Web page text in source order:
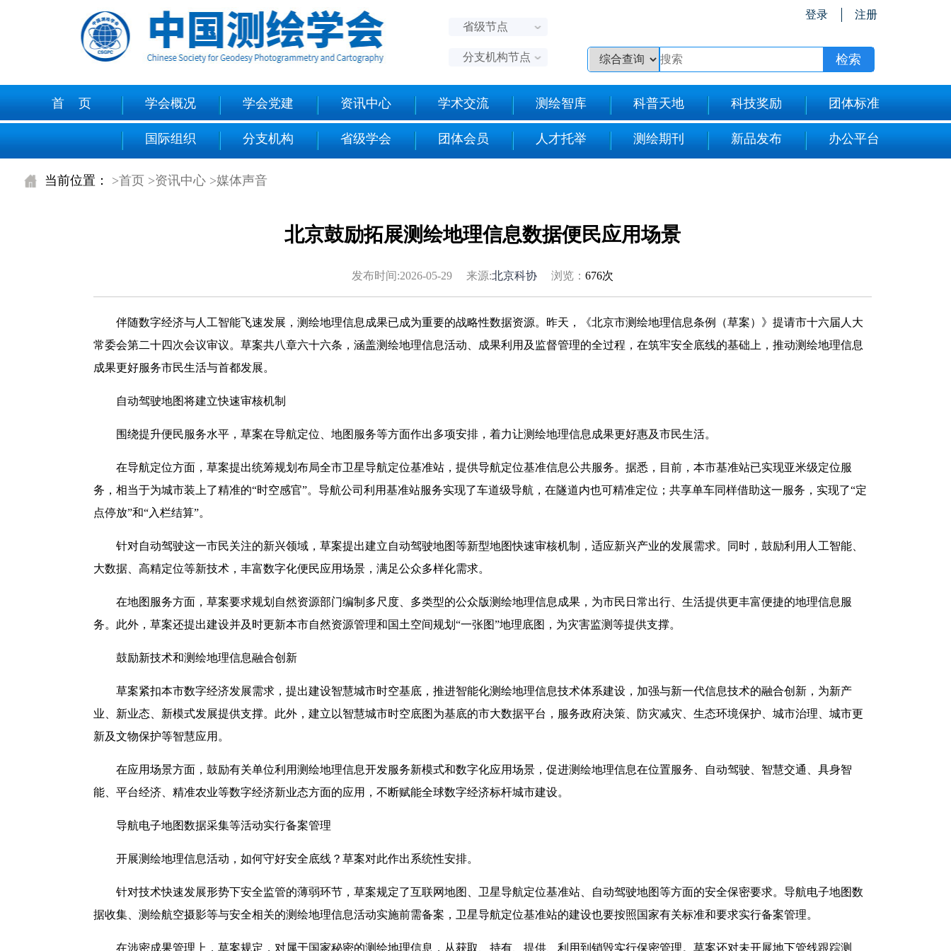
省级节点
分支机构节点
登录 注册
首 页 学会概况 学会党建 资讯中心 学术交流 测绘智库 科普天地 科技奖励 团体标准
国际组织 分支机构 省级学会 团体会员 人才托举 测绘期刊 新品发布 办公平台
当前位置： >首页 >资讯中心 >媒体声音
北京鼓励拓展测绘地理信息数据便民应用场景
发布时间:2026-05-29 来源:北京科协 浏览： 676次
伴随数字经济与人工智能飞速发展，测绘地理信息成果已成为重要的战略性数据资源。昨天，《北京市测绘地理信息条例（草案）》提请市十六届人大
常委会第二十四次会议审议。草案共八章六十六条，涵盖测绘地理信息活动、成果利用及监督管理的全过程，在筑牢安全底线的基础上，推动测绘地理信息
成果更好服务市民生活与首都发展。
自动驾驶地图将建立快速审核机制
围绕提升便民服务水平，草案在导航定位、地图服务等方面作出多项安排，着力让测绘地理信息成果更好惠及市民生活。
在导航定位方面，草案提出统筹规划布局全市卫星导航定位基准站，提供导航定位基准信息公共服务。据悉，目前，本市基准站已实现亚米级定位服
务，相当于为城市装上了精准的“时空感官”。导航公司利用基准站服务实现了车道级导航，在隧道内也可精准定位；共享单车同样借助这一服务，实现了“定
点停放”和“入栏结算”。
针对自动驾驶这一市民关注的新兴领域，草案提出建立自动驾驶地图等新型地图快速审核机制，适应新兴产业的发展需求。同时，鼓励利用人工智能、
大数据、高精定位等新技术，丰富数字化便民应用场景，满足公众多样化需求。
在地图服务方面，草案要求规划自然资源部门编制多尺度、多类型的公众版测绘地理信息成果，为市民日常出行、生活提供更丰富便捷的地理信息服
务。此外，草案还提出建设并及时更新本市自然资源管理和国土空间规划“一张图”地理底图，为灾害监测等提供支撑。
鼓励新技术和测绘地理信息融合创新
草案紧扣本市数字经济发展需求，提出建设智慧城市时空基底，推进智能化测绘地理信息技术体系建设，加强与新一代信息技术的融合创新，为新产
业、新业态、新模式发展提供支撑。此外，建立以智慧城市时空底图为基底的市大数据平台，服务政府决策、防灾减灾、生态环境保护、城市治理、城市更
新及文物保护等智慧应用。
在应用场景方面，鼓励有关单位利用测绘地理信息开发服务新模式和数字化应用场景，促进测绘地理信息在位置服务、自动驾驶、智慧交通、具身智
能、平台经济、精准农业等数字经济新业态方面的应用，不断赋能全球数字经济标杆城市建设。
导航电子地图数据采集等活动实行备案管理
开展测绘地理信息活动，如何守好安全底线？草案对此作出系统性安排。
针对技术快速发展形势下安全监管的薄弱环节，草案规定了互联网地图、卫星导航定位基准站、自动驾驶地图等方面的安全保密要求。导航电子地图数
据收集、测绘航空摄影等与安全相关的测绘地理信息活动实施前需备案，卫星导航定位基准站的建设也要按照国家有关标准和要求实行备案管理。
在涉密成果管理上，草案规定，对属于国家秘密的测绘地理信息，从获取、持有、提供、利用到销毁实行保密管理。草案还对未开展地下管线跟踪测